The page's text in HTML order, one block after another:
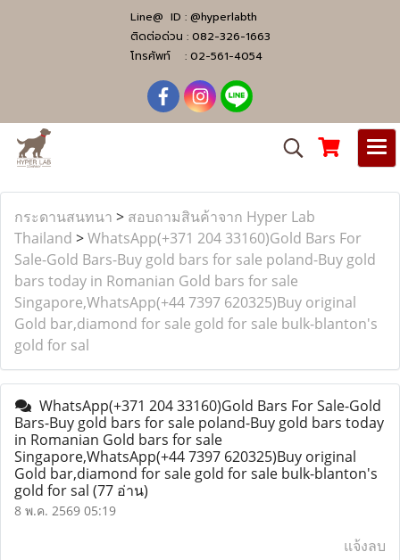
Line@ ID : @hyperlabth
ติดต่อด่วน : 082-326-1663
โทรศัพท์ : 02-561-4054
กระดานสนทนา > สอบถามสินค้าจาก Hyper Lab
Thailand >WhatsApp(+371 204 33160)Gold Bars For
Sale-Gold Bars-Buy gold bars for sale poland-Buy gold
bars today in Romanian Gold bars for sale
Singapore,WhatsApp(+44 7397 620325)Buy original
Gold bar,diamond for sale gold for sale bulk-blanton's
gold for sal
WhatsApp(+371 204 33160)Gold Bars For Sale-Gold
Bars-Buy gold bars for sale poland-Buy gold bars today
in Romanian Gold bars for sale
Singapore,WhatsApp(+44 7397 620325)Buy original
Gold bar,diamond for sale gold for sale bulk-blanton's
gold for sal (77 อ่าน)
8 พ.ค. 2569 05:19
แจ้งลบ